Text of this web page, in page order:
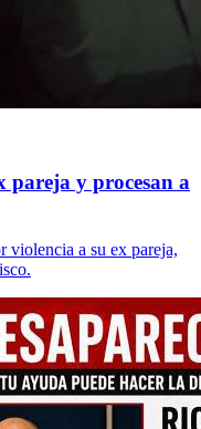
pareja y procesan a
violencia a su ex pareja,